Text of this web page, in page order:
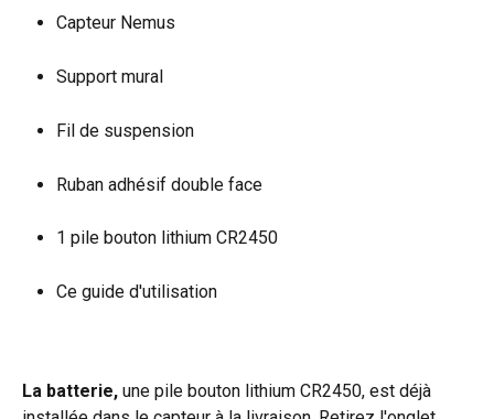
Capteur Nemus
Support mural
Fil de suspension
Ruban adhésif double face
1 pile bouton lithium CR2450
Ce guide d'utilisation
La batterie, une pile bouton lithium CR2450, est déjà